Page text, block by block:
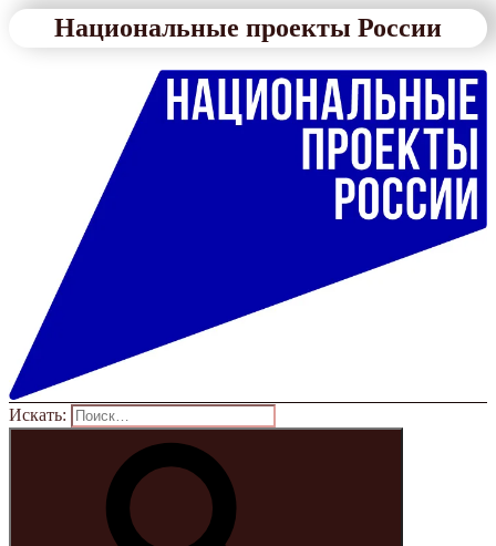
Национальные проекты России
Искать: